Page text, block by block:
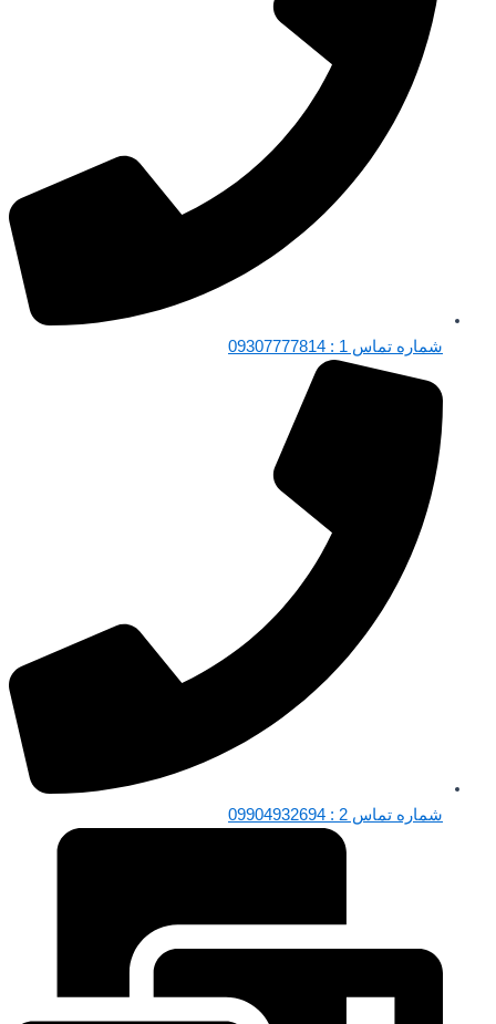
شماره تماس 1 : 09307777814
شماره تماس 2 : 09904932694